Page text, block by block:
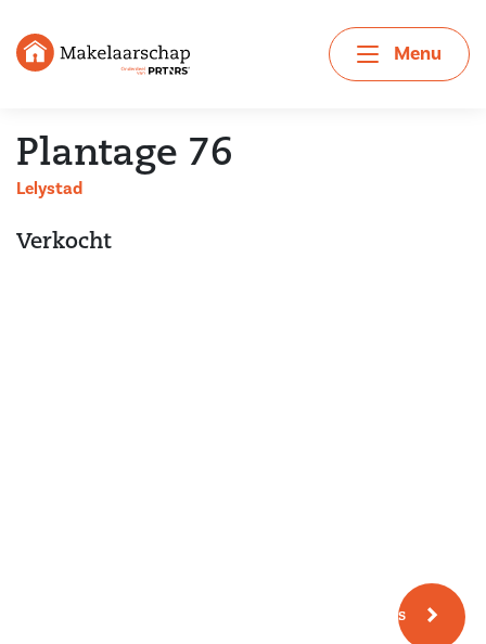
Menu
Plantage 76
Lelystad
Verkocht
Meer fotos